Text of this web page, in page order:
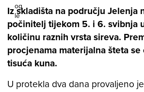
Iz skladišta na području Jelenja
počinitelj tijekom 5. i 6. svibnja
količinu raznih vrsta sireva.
procjenama materijalna šteta
tisuća kuna.
U protekla dva dana provaljeno